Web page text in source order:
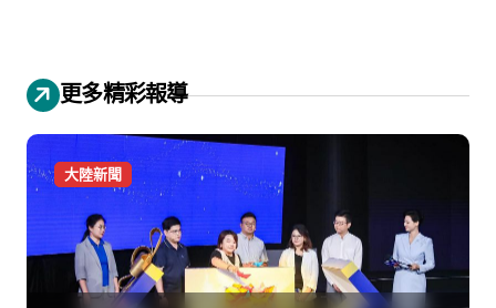
更多精彩報導
大陸新聞